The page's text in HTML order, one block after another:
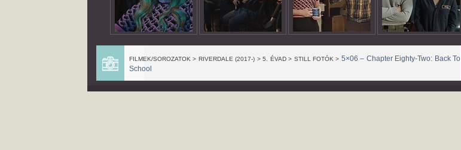
FILMEK/SOROZATOK > RIVERDALE (2017-) > 5. ÉVAD > STILL FOTÓK > 5×06 – Chapter Eighty-Two: Back To
School